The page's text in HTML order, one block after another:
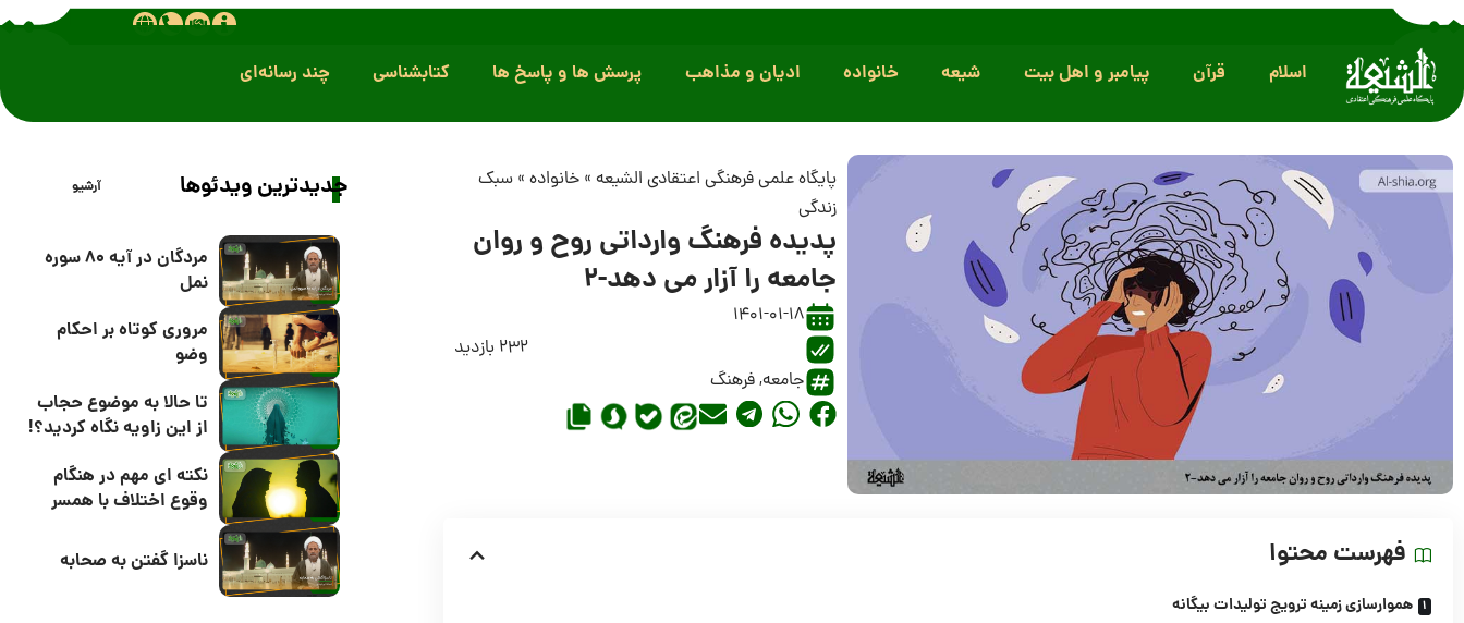
اسلام قرآن پیامبر و اهل بیت شیعه خانواده ادیان و مذاهب پرسش ها و پاسخ ها کتابشناسی چند رسانه‌ای
پایگاه علمی فرهنگی اعتقادی الشیعه »خانواده »سبک
زندگی
پدیده فرهنگ وارداتی روح و روان
جامعه را آزار می دهد-2
1401-01-18
232 بازدید
جامعه,فرهنگ
فهرست محتوا
هموارسازى زمینه ترویج تولیدات بیگانه
جدیدترین ویدئوها آرشیو
مردگان در آیه 80 سوره
نمل
مروری کوتاه بر احکام
وضو
تا حالا به موضوع حجاب
از این زاویه نگاه کردید؟!
نکته ای مهم در هنگام
وقوع اختلاف با همسر
ناسزا گفتن به صحابه